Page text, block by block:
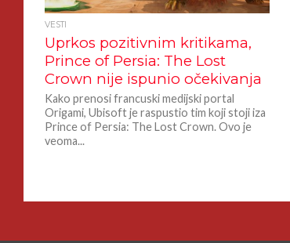
VESTI
Uprkos pozitivnim kritikama,
Prince of Persia: The Lost
Crown nije ispunio očekivanja
Kako prenosi francuski medijski portal
Origami, Ubisoft je raspustio tim koji stoji iza
Prince of Persia: The Lost Crown. Ovo je
veoma...